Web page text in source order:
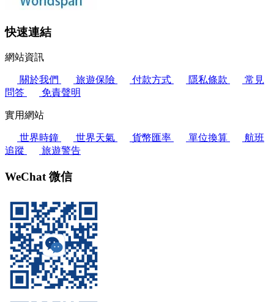
快速連結
網站資訊
關於我們 旅遊保險 付款方式 隱私條款
常見
問答
免責聲明
實用網站
世界時鐘 世界天氣 貨幣匯率 單位換算
航班
追蹤
旅遊警告
WeChat 微信